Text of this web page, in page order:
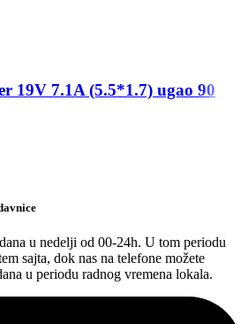
19V 7.1A (5.5*1.7) ugao 90
u nedelji od 00-24h. U tom periodu
sajta, dok nas na telefone možete
u periodu radnog vremena lokala.